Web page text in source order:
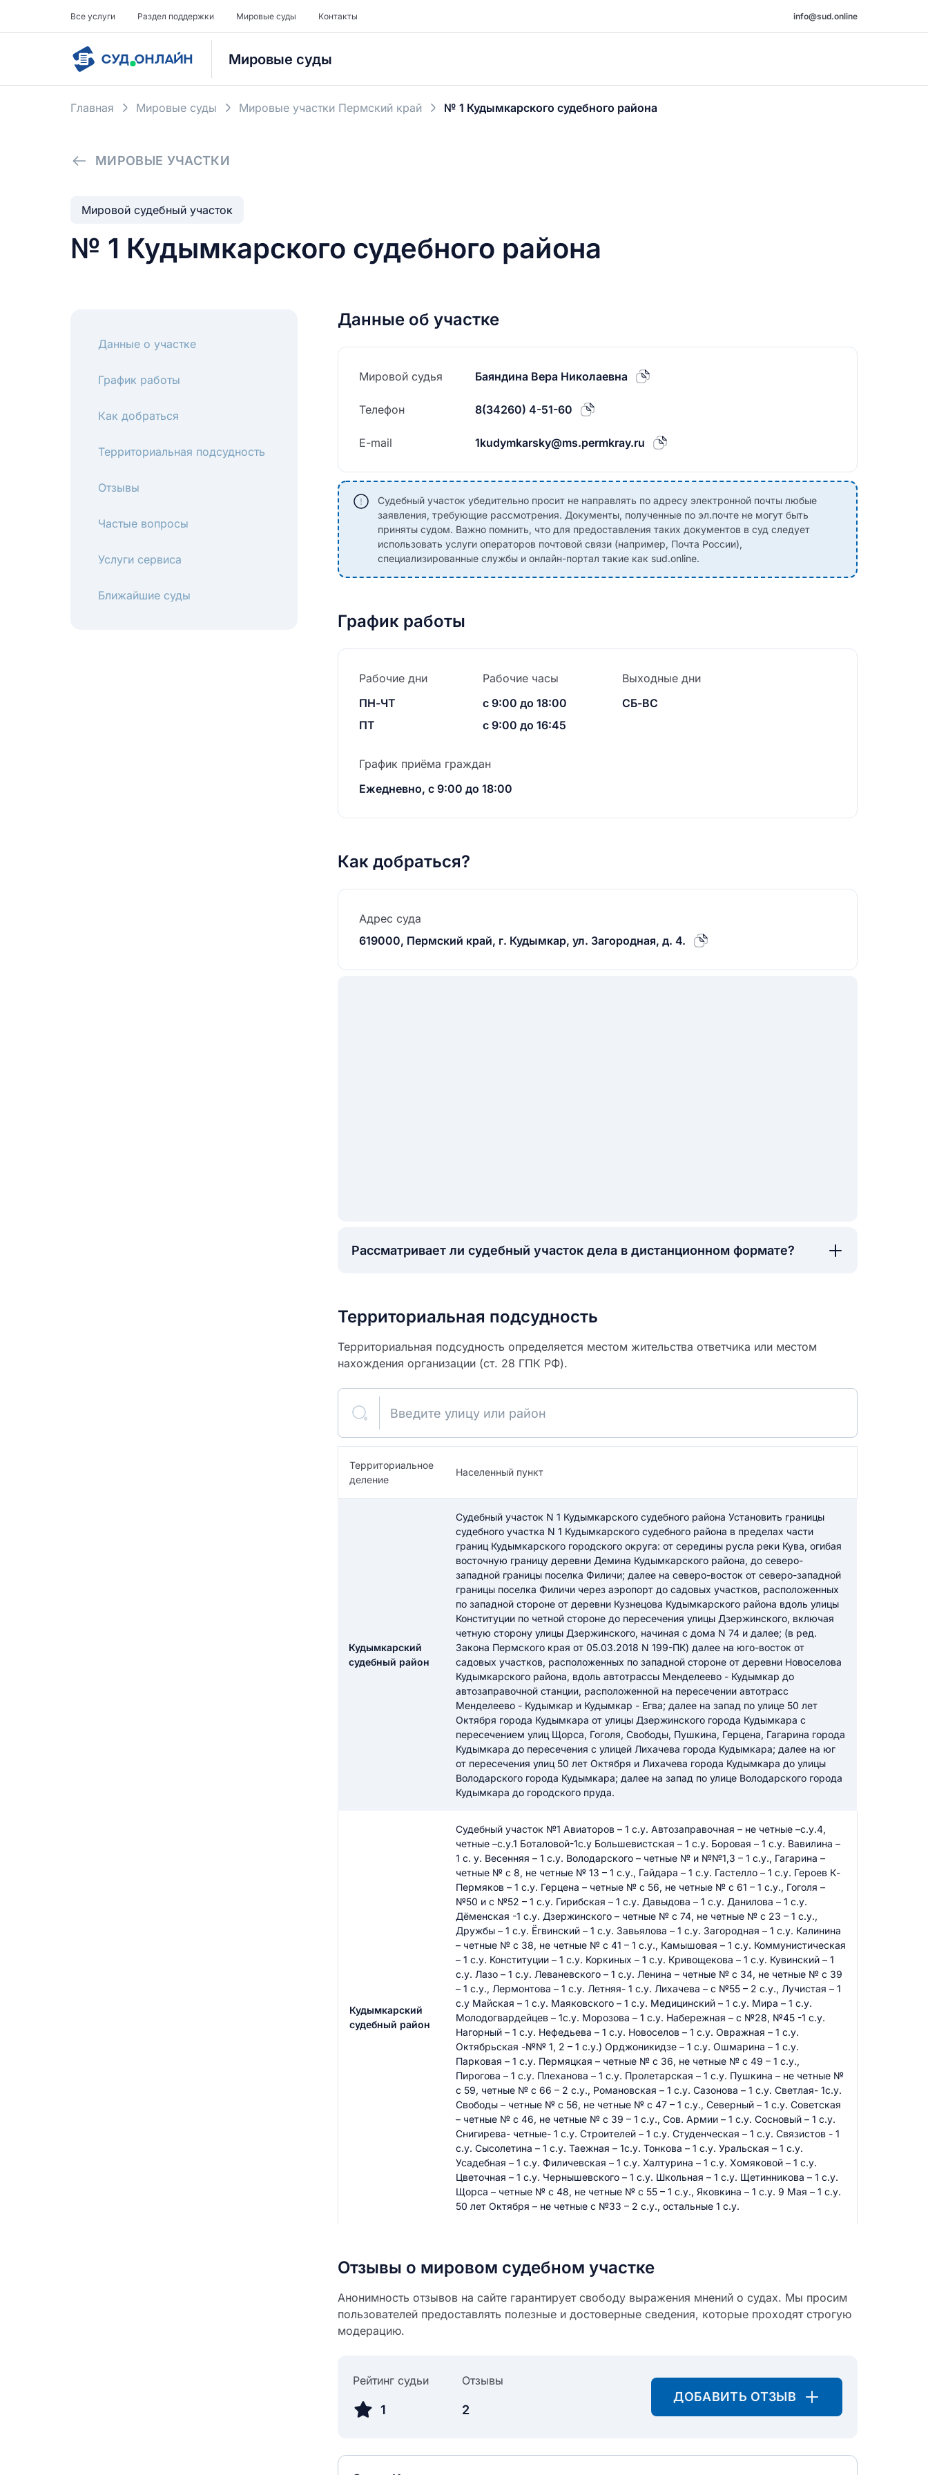
Все услуги Раздел поддержки Мировые суды Контакты info@sud.online
Мировые суды
Главная Мировые суды Мировые участки Пермский край № 1 Кудымкарского судебного района
МИРОВЫЕ УЧАСТКИ
Мировой судебный участок
№ 1 Кудымкарского судебного района
Данные о участке
График работы
Как добраться
Территориальная подсудность
Отзывы
Частые вопросы
Услуги сервиса
Ближайшие суды
Данные об участке
Мировой судья Баяндина Вера Николаевна
Телефон 8(34260) 4-51-60
E-mail 1kudymkarsky@ms.permkray.ru
Судебный участок убедительно просит не направлять по адресу электронной почты любые
заявления, требующие рассмотрения. Документы, полученные по эл.почте не могут быть
приняты судом. Важно помнить, что для предоставления таких документов в суд следует
использовать услуги операторов почтовой связи (например, Почта России),
специализированные службы и онлайн-портал такие как sud.online.
График работы
Рабочие дни
ПН-ЧТ
ПТ
Рабочие часы
с 9:00 до 18:00
с 9:00 до 16:45
Выходные дни
СБ-ВС
График приёма граждан
Ежедневно, с 9:00 до 18:00
Как добраться?
Адрес суда
619000, Пермский край, г. Кудымкар, ул. Загородная, д. 4.
Рассматривает ли судебный участок дела в дистанционном формате?
Территориальная подсудность
Территориальная подсудность определяется местом жительства ответчика или местом
нахождения организации (ст. 28 ГПК РФ).
Введите улицу или район
Территориальное
деление
Населенный пункт
Кудымкарский
судебный район
Судебный участок N 1 Кудымкарского судебного района Установить границы
судебного участка N 1 Кудымкарского судебного района в пределах части
границ Кудымкарского городского округа: от середины русла реки Кува, огибая
восточную границу деревни Демина Кудымкарского района, до северо-
западной границы поселка Филичи; далее на северо-восток от северо-западной
границы поселка Филичи через аэропорт до садовых участков, расположенных
по западной стороне от деревни Кузнецова Кудымкарского района вдоль улицы
Конституции по четной стороне до пересечения улицы Дзержинского, включая
четную сторону улицы Дзержинского, начиная с дома N 74 и далее; (в ред.
Закона Пермского края от 05.03.2018 N 199-ПК) далее на юго-восток от
садовых участков, расположенных по западной стороне от деревни Новоселова
Кудымкарского района, вдоль автотрассы Менделеево - Кудымкар до
автозаправочной станции, расположенной на пересечении автотрасс
Менделеево - Кудымкар и Кудымкар - Егва; далее на запад по улице 50 лет
Октября города Кудымкара от улицы Дзержинского города Кудымкара с
пересечением улиц Щорса, Гоголя, Свободы, Пушкина, Герцена, Гагарина города
Кудымкара до пересечения с улицей Лихачева города Кудымкара; далее на юг
от пересечения улиц 50 лет Октября и Лихачева города Кудымкара до улицы
Володарского города Кудымкара; далее на запад по улице Володарского города
Кудымкара до городского пруда.
Кудымкарский
судебный район
Судебный участок №1 Авиаторов – 1 с.у. Автозаправочная – не четные –с.у.4,
четные –с.у.1 Боталовой-1с.у Большевистская – 1 с.у. Боровая – 1 с.у. Вавилина –
1 с. у. Весенняя – 1 с.у. Володарского – четные № и №№1,3 – 1 с.у., Гагарина –
четные № с 8, не четные № 13 – 1 с.у., Гайдара – 1 с.у. Гастелло – 1 с.у. Героев К-
Пермяков – 1 с.у. Герцена – четные № с 56, не четные № с 61 – 1 с.у., Гоголя –
№50 и с №52 – 1 с.у. Гирибская – 1 с.у. Давыдова – 1 с.у. Данилова – 1 с.у.
Дёменская -1 с.у. Дзержинского – четные № с 74, не четные № с 23 – 1 с.у.,
Дружбы – 1 с.у. Ёгвинский – 1 с.у. Завьялова – 1 с.у. Загородная – 1 с.у. Калинина
– четные № с 38, не четные № с 41 – 1 с.у., Камышовая – 1 с.у. Коммунистическая
– 1 с.у. Конституции – 1 с.у. Коркиных – 1 с.у. Кривощекова – 1 с.у. Кувинский – 1
с.у. Лазо – 1 с.у. Леваневского – 1 с.у. Ленина – четные № с 34, не четные № с 39
– 1 с.у., Лермонтова – 1 с.у. Летняя- 1 с.у. Лихачева – с №55 – 2 с.у., Лучистая – 1
с.у Майская – 1 с.у. Маяковского – 1 с.у. Медицинский – 1 с.у. Мира – 1 с.у.
Молодогвардейцев – 1с.у. Морозова – 1 с.у. Набережная – с №28, №45 -1 с.у.
Нагорный – 1 с.у. Нефедьева – 1 с.у. Новоселов – 1 с.у. Овражная – 1 с.у.
Октябрьская -№№ 1, 2 – 1 с.у.) Орджоникидзе – 1 с.у. Ошмарина – 1 с.у.
Парковая – 1 с.у. Пермяцкая – четные № с 36, не четные № с 49 – 1 с.у.,
Пирогова – 1 с.у. Плеханова – 1 с.у. Пролетарская – 1 с.у. Пушкина – не четные №
с 59, четные № с 66 – 2 с.у., Романовская – 1 с.у. Сазонова – 1 с.у. Светлая- 1с.у.
Свободы – четные № с 56, не четные № с 47 – 1 с.у., Северный – 1 с.у. Советская
– четные № с 46, не четные № с 39 – 1 с.у., Сов. Армии – 1 с.у. Сосновый – 1 с.у.
Снигирева- четные- 1 с.у. Строителей – 1 с.у. Студенческая – 1 с.у. Связистов - 1
с.у. Сысолетина – 1 с.у. Таежная – 1с.у. Тонкова – 1 с.у. Уральская – 1 с.у.
Усадебная – 1 с.у. Филичевская – 1 с.у. Халтурина – 1 с.у. Хомяковой – 1 с.у.
Цветочная – 1 с.у. Чернышевского – 1 с.у. Школьная – 1 с.у. Щетинникова – 1 с.у.
Щорса – четные № с 48, не четные № с 55 – 1 с.у., Яковкина – 1 с.у. 9 Мая – 1 с.у.
50 лет Октября – не четные с №33 – 2 с.у., остальные 1 с.у.
Отзывы о мировом судебном участке
Анонимность отзывов на сайте гарантирует свободу выражения мнений о судах. Мы просим
пользователей предоставлять полезные и достоверные сведения, которые проходят строгую
модерацию.
Рейтинг судьи
1
Отзывы
2
ДОБАВИТЬ ОТЗЫВ
Как вы оцените судебный
участок?
разрешить публикацию отзыва
ОСТАВИТЬ ОТЗЫВ
Введите свой номер телефона
разрешить публикацию отзыва
Название населенного пункта
СОХРАНИТЬ